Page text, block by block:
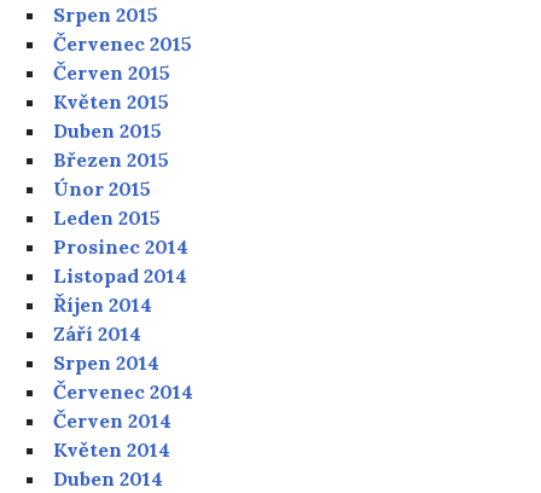
Srpen 2015
Červenec 2015
Červen 2015
Květen 2015
Duben 2015
Březen 2015
Únor 2015
Leden 2015
Prosinec 2014
Listopad 2014
Říjen 2014
Září 2014
Srpen 2014
Červenec 2014
Červen 2014
Květen 2014
Duben 2014